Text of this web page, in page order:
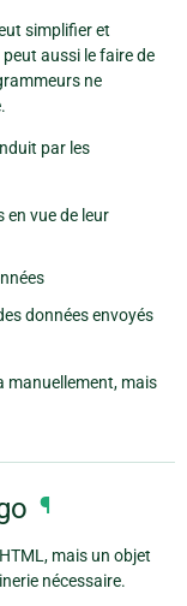
simplifier et
aussi le faire de
ne
par les
vue de leur
données envoyés
manuellement, mais
¶
mais un objet
nécessaire.